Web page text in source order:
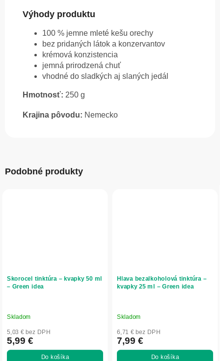
Výhody produktu
100 % jemne mleté kešu orechy
bez pridaných látok a konzervantov
krémová konzistencia
jemná prirodzená chuť
vhodné do sladkých aj slaných jedál
Hmotnosť: 250 g
Krajina pôvodu: Nemecko
Podobné produkty
Skorocel tinktúra – kvapky 50 ml
– Green idea
Skladom
5,03 € bez DPH
5,99 €
Do košíka
Hlava bezalkoholová tinktúra –
kvapky 25 ml – Green idea
Skladom
6,71 € bez DPH
7,99 €
Do košíka